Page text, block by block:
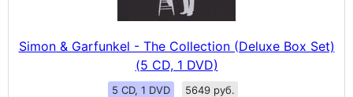
Simon & Garfunkel - The Collection (Deluxe Box Set)
(5 CD, 1 DVD)
5 CD, 1 DVD 5649 руб.